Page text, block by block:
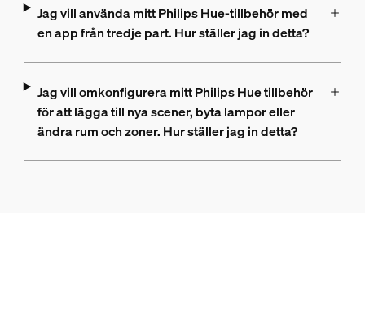
Jag vill använda mitt Philips Hue-tillbehör med
en app från tredje part. Hur ställer jag in detta?
Jag vill omkonfigurera mitt Philips Hue tillbehör
för att lägga till nya scener, byta lampor eller
ändra rum och zoner. Hur ställer jag in detta?